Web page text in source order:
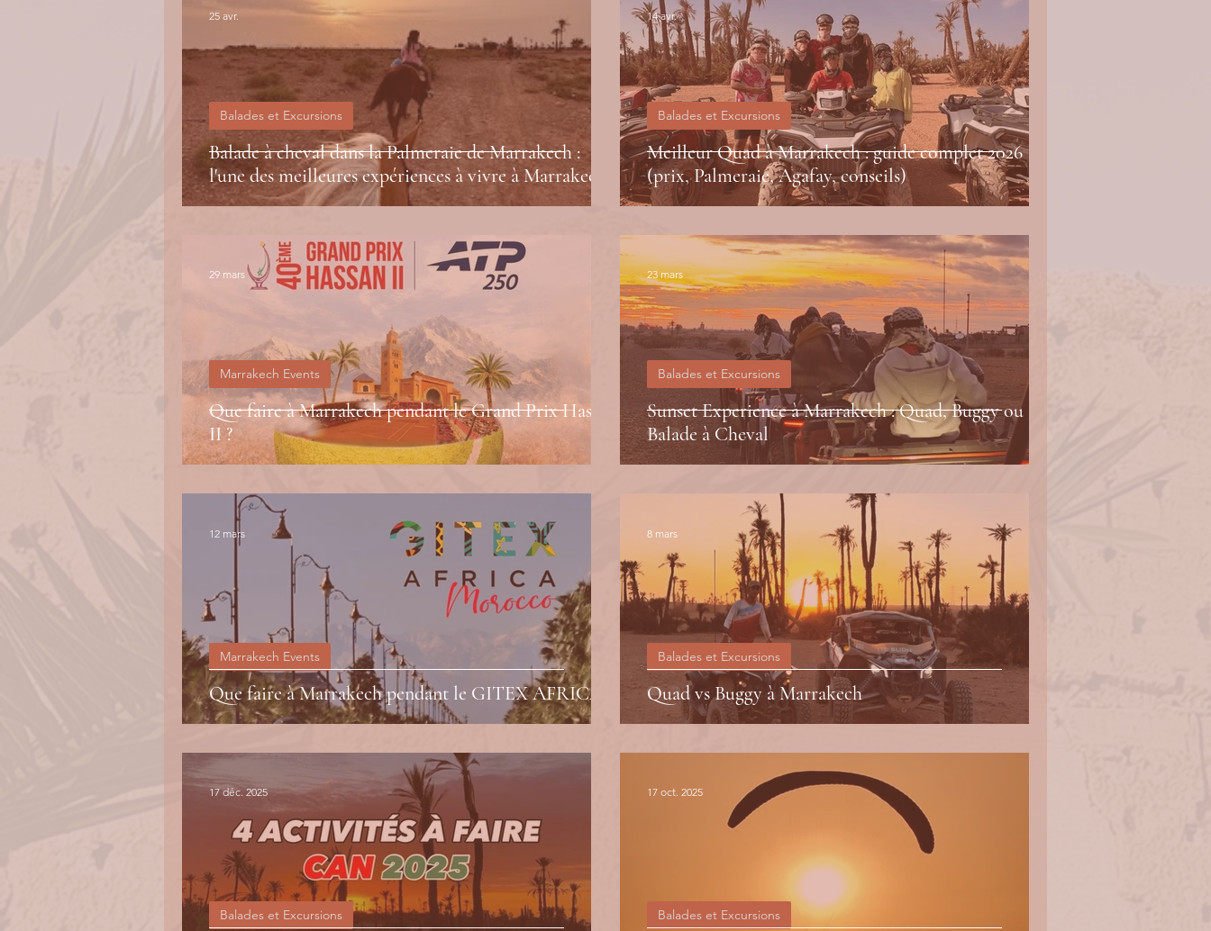
Balade à cheval dans la Palmeraie de Marrakech :
l'une des meilleures expériences à vivre à Marrakech.
Balades et Excursions
25 avr.
Meilleur Quad à Marrakech : guide complet 2026
(prix, Palmeraie, Agafay, conseils)
Balades et Excursions
14 avr.
Que faire à Marrakech pendant le Grand Prix Hassan
II ?
Marrakech Events
29 mars
Sunset Experience à Marrakech : Quad, Buggy ou
Balade à Cheval
Balades et Excursions
23 mars
Que faire à Marrakech pendant le GITEX AFRICA?
Marrakech Events
12 mars
Quad vs Buggy à Marrakech
Balades et Excursions
8 mars
Balades et Excursions
17 déc. 2025
Balades et Excursions
17 oct. 2025